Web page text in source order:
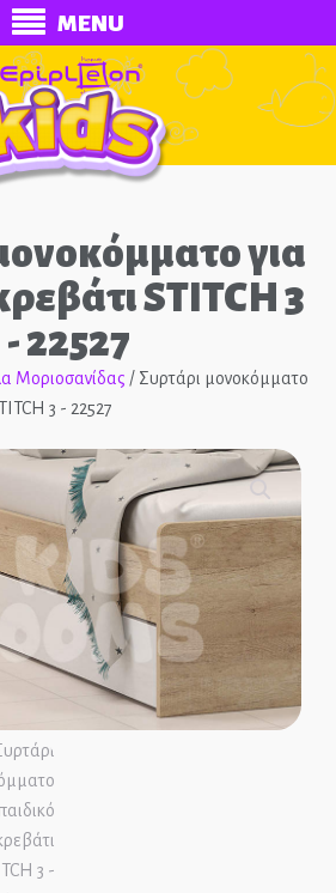
MENU
Κρεβάτια
Κουκέτες
Καναπέδες
Βιβλιοθήκες
Ντουλάπες
Γραφεία
ΞΥΛΟ
ΚΑΠΛΑΜΑΣ
Δωμάτια
για
STITCH 3
- 22527
Μοριοσανίδας / Συρτάρι μονοκόμματο
3 - 22527
🔍